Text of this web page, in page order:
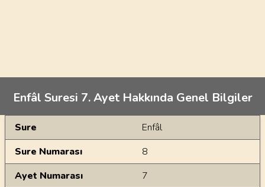
Enfâl Suresi 7. Ayet Hakkında Genel Bilgiler
Genel Bilgiler
Sure
Enfâl
Sure Numarası
8
Ayet Numarası
7